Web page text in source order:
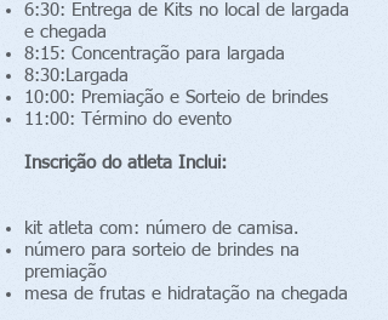
6:30: Entrega de Kits no local de largada
e chegada
8:15: Concentração para largada
8:30:Largada
10:00: Premiação e Sorteio de brindes
11:00: Término do evento
Inscrição do atleta Inclui:
kit atleta com: número de camisa.
número para sorteio de brindes na
premiação
mesa de frutas e hidratação na chegada